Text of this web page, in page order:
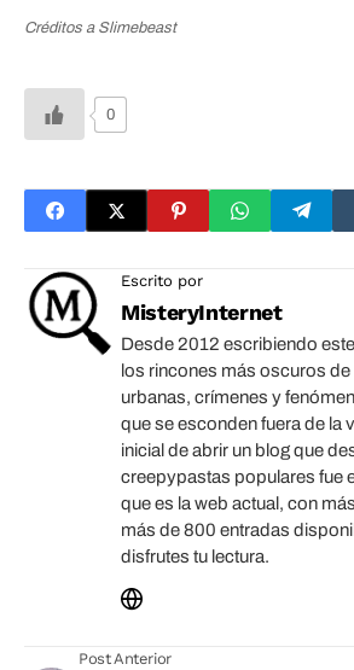
Créditos a Slimebeast
0
Escrito por
MisteryInternet
Desde 2012 escribiendo
los rincones más oscuros de
urbanas, crímenes y
que se esconden fuera de la
inicial de abrir un blog que
creepypastas populares fue
que es la web actual, con
más de 800 entradas
disfrutes tu lectura.
Post Anterior